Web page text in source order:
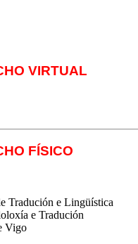
VIRTUAL
FÍSICO
Tradución e Lingüística
e Tradución
Vigo